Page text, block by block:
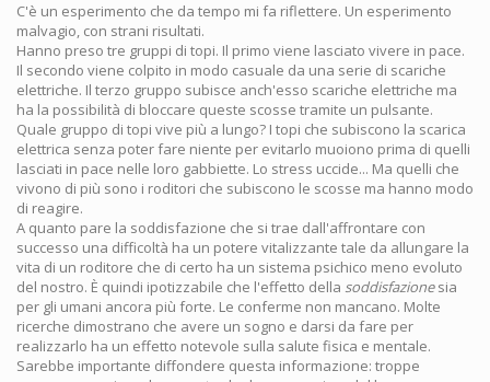
C'è un esperimento che da tempo mi fa riflettere. Un esperimento
malvagio, con strani risultati.
Hanno preso tre gruppi di topi. Il primo viene lasciato vivere in pace.
Il secondo viene colpito in modo casuale da una serie di scariche
elettriche. Il terzo gruppo subisce anch'esso scariche elettriche ma
ha la possibilità di bloccare queste scosse tramite un pulsante.
Quale gruppo di topi vive più a lungo? I topi che subiscono la scarica
elettrica senza poter fare niente per evitarlo muoiono prima di quelli
lasciati in pace nelle loro gabbiette. Lo stress uccide... Ma quelli che
vivono di più sono i roditori che subiscono le scosse ma hanno modo
di reagire.
A quanto pare la soddisfazione che si trae dall'affrontare con
successo una difficoltà ha un potere vitalizzante tale da allungare la
vita di un roditore che di certo ha un sistema psichico meno evoluto
del nostro. È quindi ipotizzabile che l'effetto della soddisfazionesia
per gli umani ancora più forte. Le conferme non mancano. Molte
ricerche dimostrano che avere un sogno e darsi da fare per
realizzarlo ha un effetto notevole sulla salute fisica e mentale.
Sarebbe importante diffondere questa informazione: troppe